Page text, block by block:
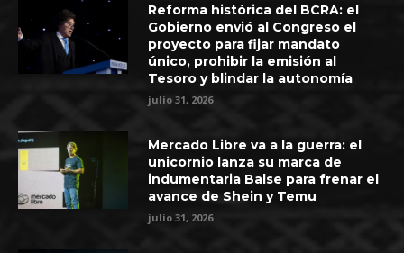
Reforma histórica del BCRA: el
Gobierno envió al Congreso el
proyecto para fijar mandato
único, prohibir la emisión al
Tesoro y blindar la autonomía
julio 31, 2026
Mercado Libre va a la guerra: el
unicornio lanza su marca de
indumentaria Balse para frenar el
avance de Shein y Temu
julio 31, 2026